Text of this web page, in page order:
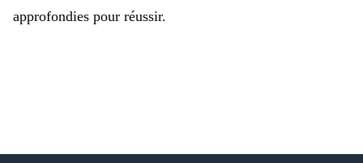
approfondies pour réussir.